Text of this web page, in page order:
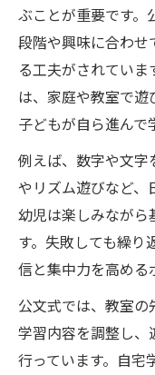
ぶことが重要です。
段階や興味に合わせ
る工夫がされてい
は、家庭や教室で遊
子どもが自ら進んで
例えば、数字や文
やリズム遊びなど、
幼児は楽しみながら
す。失敗しても繰り
信と集中力を高める
公文式では、教室
学習内容を調整し、
行っています。自宅